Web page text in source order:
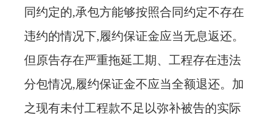
同约定的,承包方能够按照合同约定不存在
违约的情况下,履约保证金应当无息返还。
但原告存在严重拖延工期、工程存在违法
分包情况,履约保证金不应当全额退还。加
之现有未付工程款不足以弥补被告的实际